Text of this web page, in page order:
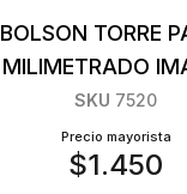
BOLSON TORRE PAPEL
MILIMETRADO
SKU 7520
Precio mayorista
$1.450